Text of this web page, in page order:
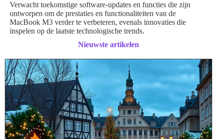
Verwacht toekomstige software-updates en functies die zijn
ontworpen om de prestaties en functionaliteiten van de
MacBook M3 verder te verbeteren, evenals innovaties die
inspelen op de laatste technologische trends.
Nieuwste artikelen